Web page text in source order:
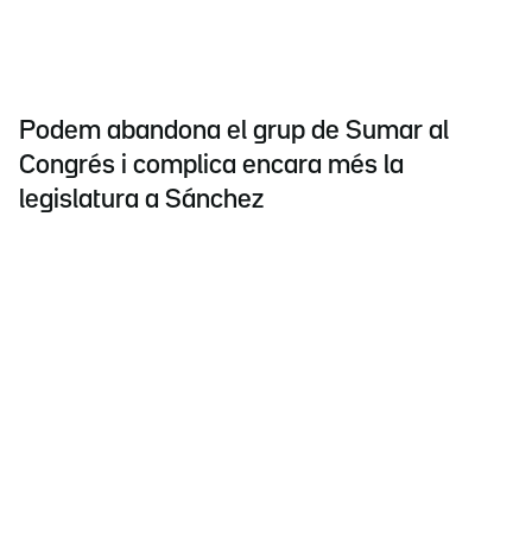
Podem abandona el grup de Sumar al
Congrés i complica encara més la
legislatura a Sánchez